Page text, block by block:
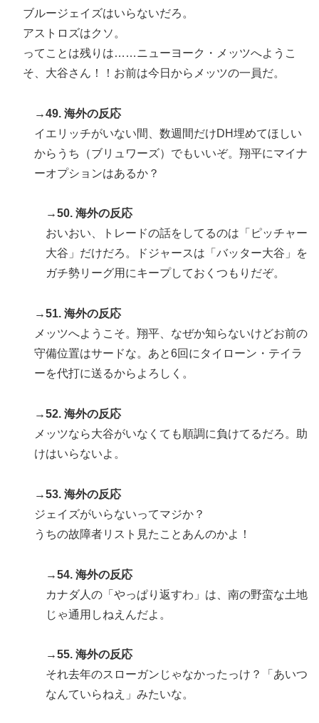
ブルージェイズはいらないだろ。
アストロズはクソ。
ってことは残りは……ニューヨーク・メッツへようこ
そ、大谷さん！！お前は今日からメッツの一員だ。
→49. 海外の反応
イエリッチがいない間、数週間だけDH埋めてほしい
からうち（ブリュワーズ）でもいいぞ。翔平にマイナ
ーオプションはあるか？
→50. 海外の反応
おいおい、トレードの話をしてるのは「ピッチャー
大谷」だけだろ。ドジャースは「バッター大谷」を
ガチ勢リーグ用にキープしておくつもりだぞ。
→51. 海外の反応
メッツへようこそ。翔平、なぜか知らないけどお前の
守備位置はサードな。あと6回にタイローン・テイラ
ーを代打に送るからよろしく。
→52. 海外の反応
メッツなら大谷がいなくても順調に負けてるだろ。助
けはいらないよ。
→53. 海外の反応
ジェイズがいらないってマジか？
うちの故障者リスト見たことあんのかよ！
→54. 海外の反応
カナダ人の「やっぱり返すわ」は、南の野蛮な土地
じゃ通用しねえんだよ。
→55. 海外の反応
それ去年のスローガンじゃなかったっけ？「あいつ
なんていらねえ」みたいな。